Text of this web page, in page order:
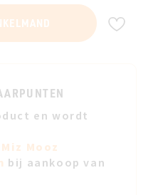
en wordt
Mooz
bij aankoop van